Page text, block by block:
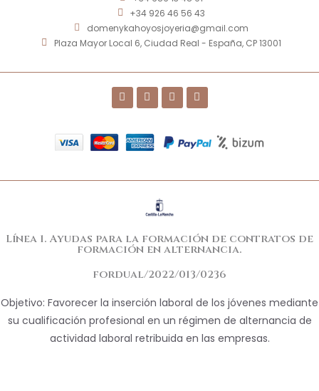
+34 926 46 56 43
domenykahoyosjoyeria@gmail.com
Plaza Mayor Local 6, Ciudad Real - España, CP 13001
Línea 1. Ayudas para la formación de contratos de
formación en alternancia.
fordual/2022/013/0236
Objetivo: Favorecer la inserción laboral de los jóvenes mediante
su cualificación profesional en un régimen de alternancia de
actividad laboral retribuida en las empresas.